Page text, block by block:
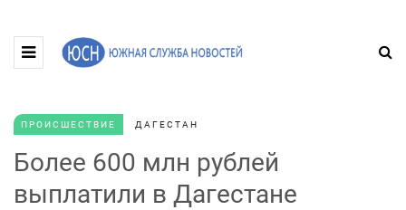
ПРОИСШЕСТВИЕ ДАГЕСТАН
Более 600 млн рублей
выплатили в Дагестане